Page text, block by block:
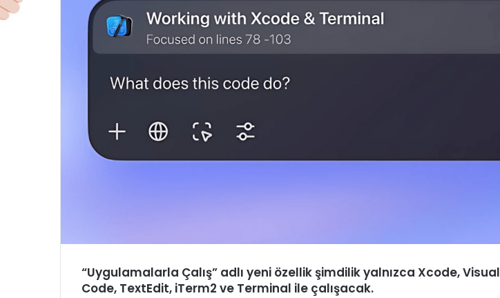
“Uygulamalarla Çalış” adlı yeni özellik şimdilik yalnızca Xcode,
Code, TextEdit, iTerm2 ve Terminal ile çalışacak.